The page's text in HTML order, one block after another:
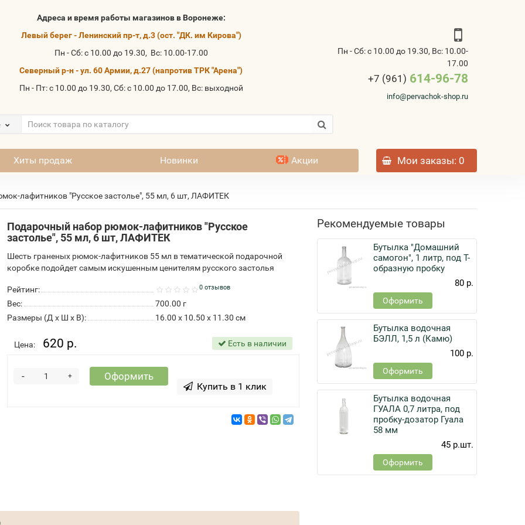
Адреса и время работы магазинов в Воронеже:
Левый берег - Ленинский пр-т, д.3 (ост. "ДК. им Кирова")
Пн - Сб: с 10.00 до 19.30, Вс: 10.00-17.00
Северный р-н - ул. 60 Армии, д.27 (напротив ТРК "Арена")
Пн - Пт: с 10.00 до 19.30, Сб: с 10.00 до 17.00, Вс: выходной
Пн - Сб: с 10.00 до 19.30, Вс: 10.00-
17.00
+7 (961) 614-96-78
info@pervachok-shop.ru
Хиты продаж Новинки Акции Мои заказы: 0
лафитников "Русское застолье", 55 мл, 6 шт, ЛАФИТЕК
Подарочный набор рюмок-лафитников "Русское
застолье", 55 мл, 6 шт, ЛАФИТЕК
Шесть граненых рюмок-лафитников 55 мл в тематической подарочной
коробке подойдет самым искушенным ценителям русского застолья
Рейтинг: 0 отзывов
Вес: 700.00 г
Размеры (Д x Ш x В):
16.00 x 10.50 x 11.30 см
Цена: 620 р. Есть в наличии
+
- Оформить
Купить в 1 клик
Рекомендуемые товары
Бутылка "Домашний
самогон", 1 литр, под Т-
образную пробку
80 р.
Оформить
Бутылка водочная
БЭЛЛ, 1,5 л (Камю)
100 р.
Оформить
Бутылка водочная
ГУАЛА 0,7 литра, под
пробку-дозатор Гуала
58 мм
45 р.шт.
Оформить